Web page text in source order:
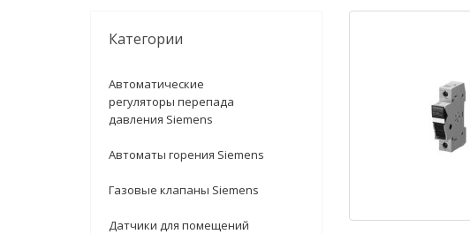
Категории
Автоматические
регуляторы перепада
давления Siemens
Автоматы горения Siemens
Газовые клапаны Siemens
Датчики для помещений